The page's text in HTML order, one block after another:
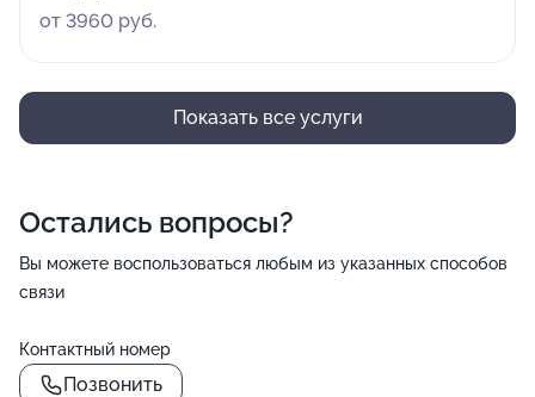
от 3960 руб.
Показать все услуги
Остались вопросы?
Вы можете воспользоваться любым из указанных способов
связи
Контактный номер
Позвонить